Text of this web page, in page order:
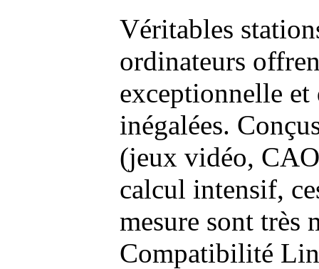
Véritables
ordinateurs
exceptionnelle et
inégalées.
(jeux vidéo,
calcul intensif,
mesure sont très
Compatibilité